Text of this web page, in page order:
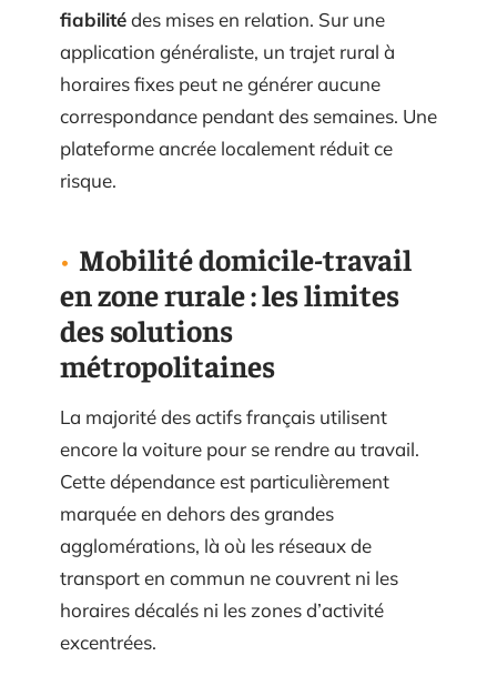
fiabilitédes mises en relation. Sur une
application généraliste, un trajet rural à
horaires fixes peut ne générer aucune
correspondance pendant des semaines. Une
plateforme ancrée localement réduit ce
risque.
Mobilité domicile-travail
en zone rurale : les limites
des solutions
métropolitaines
La majorité des actifs français utilisent
encore la voiture pour se rendre au travail.
Cette dépendance est particulièrement
marquée en dehors des grandes
agglomérations, là où les réseaux de
transport en commun ne couvrent ni les
horaires décalés ni les zones d’activité
excentrées.